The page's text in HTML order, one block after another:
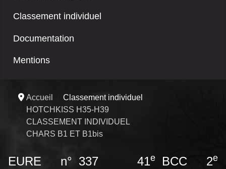
Classement individuel
Documentation
Mentions
Accueil
Classement individuel
HOTCHKISS H35-H39
CLASSEMENT INDIVIDUEL
CHARS B1 ET B1bis
EURE n° 337 41eBCC 2e